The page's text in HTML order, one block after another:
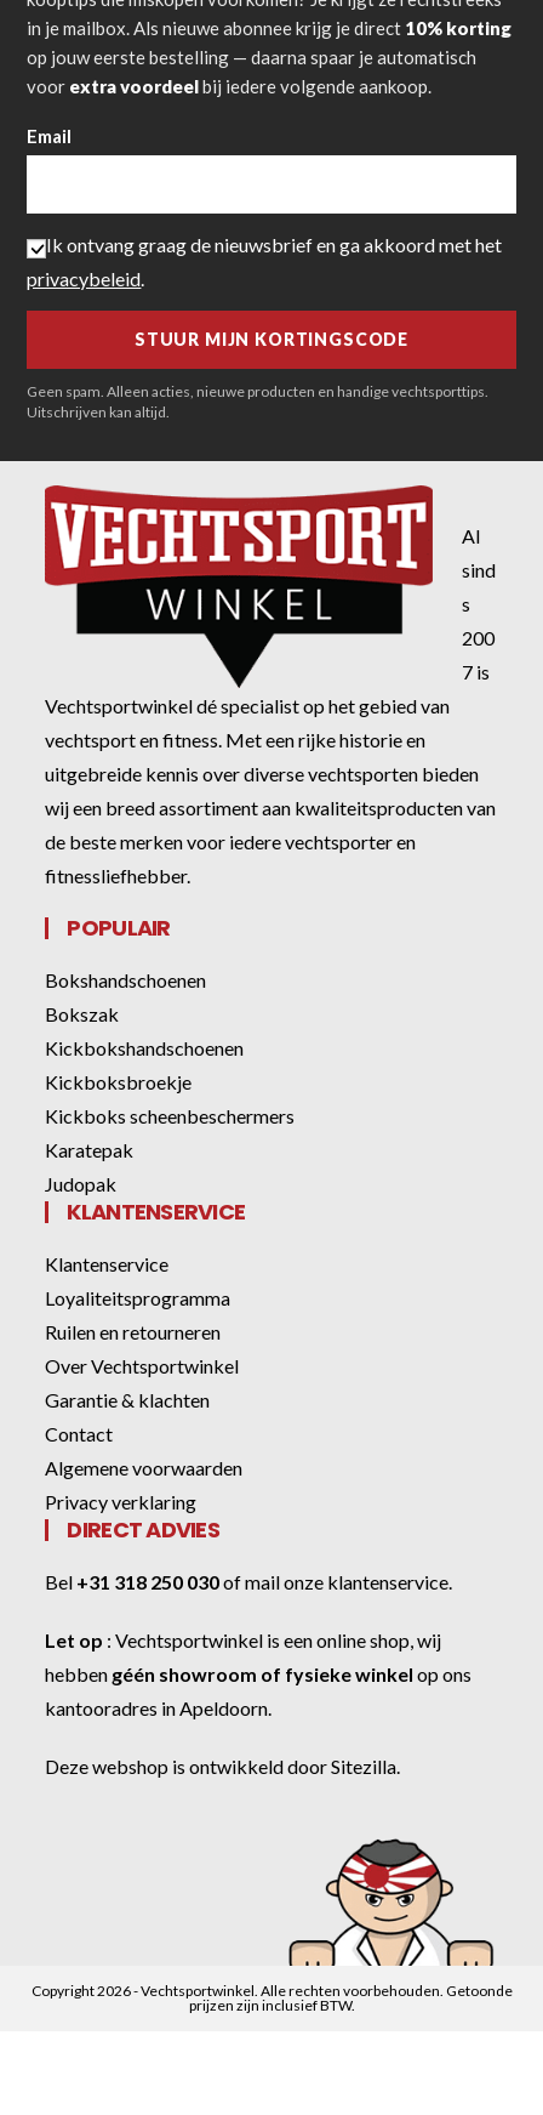
in je mailbox. Als nieuwe abonnee krijg je direct 10% korting
op jouw eerste bestelling — daarna spaar je automatisch
voor extra voordeelbij iedere volgende aankoop.
Email
Ik ontvang graag de nieuwsbrief en ga akkoord met het
privacybeleid.
Geen spam. Alleen acties, nieuwe producten en handige vechtsporttips.
Uitschrijven kan altijd.
Al
sind
s
200
7 is
Vechtsportwinkel dé specialist op het gebied van
vechtsport en fitness. Met een rijke historie en
uitgebreide kennis over diverse vechtsporten bieden
wij een breed assortiment aan kwaliteitsproducten van
de beste merken voor iedere vechtsporter en
fitnessliefhebber.
POPULAIR
Bokshandschoenen
Bokszak
Kickbokshandschoenen
Kickboksbroekje
Kickboks scheenbeschermers
Karatepak
Judopak
KLANTENSERVICE
Klantenservice
Loyaliteitsprogramma
Ruilen en retourneren
Over Vechtsportwinkel
Garantie & klachten
Contact
Algemene voorwaarden
Privacy verklaring
DIRECT ADVIES
Bel +31 318 250 030ofmail onze klantenservice.
Let op :Vechtsportwinkel is een online shop, wij
hebben géén showroom of fysieke winkel op ons
kantooradres in Apeldoorn.
Deze webshop is ontwikkeld doorSitezilla.
Copyright 2026 - Vechtsportwinkel. Alle rechten voorbehouden. Getoonde
prijzen zijn inclusief BTW.